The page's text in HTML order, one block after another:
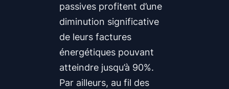
passives profitent d’une
diminution significative
de leurs factures
énergétiques pouvant
atteindre jusqu’à 90%.
Par ailleurs, au fil des